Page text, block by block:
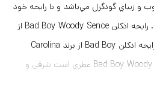
زيباي گودگرل مي‌باشد و با رايحه خود
حس مردانگي ناب را القا مي كند. رايحه ادكلن Bad Boy Woody Sence از
برند Woody Sence برگرفته از رايحه ادكلن Bad Boy از برند Carolina
Herrera مي‌باشد. ادكلن Bad Boy Woody Sence عطري است شرقي و